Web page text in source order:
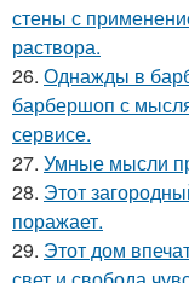
стены с
раствора.
26. Однажды в
барбершоп с
сервисе.
27. Умные мысли
28. Этот
поражает.
29. Этот дом